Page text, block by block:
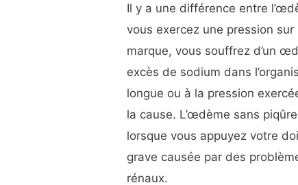
Il y a une différence entre
vous exercez une pression
marque, vous souffrez d’un
excès de sodium dans
longue ou à la pression
la cause. L’œdème sans
lorsque vous appuyez votre
grave causée par des
rénaux.